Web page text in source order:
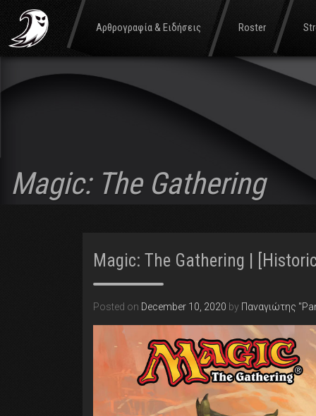
Αρθρογραφία & Ειδήσεις Roster
Magic: The Gathering
Magic: The Gathering |
Posted on December 10, 2020 by Παναγιώτης